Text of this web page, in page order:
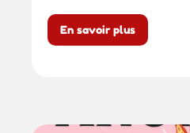
En savoir plus